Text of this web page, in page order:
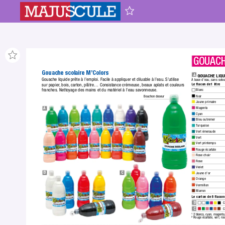
Bouchon doseur
A
B C
Gouache scolaire M’Colors
Gouache liquide prête à l’emploi. Facile à appliquer et diluable à l’eau. S’utilise
sur papier, bois, carton, plâtre… Consistance crémeuse, beaux aplats et couleurs
franches. Nettoyage des mains et du matériel à l’eau savonneuse.
A GOUACHE
À base d’eau, sans
Le ﬂacon de 1 litre
¹ 2 blancs, cyan,
² Rouge écarlate, vert,
Blanc
Noir
Jaune primaire
Magenta
Cyan
Bleu outremer
Turquoise
Vert émeraude
Vert
Vert printemps
Rouge écarlate
Rose chair
Rose
Violet
Jaune d’or
Orange
Vermillon
Marron
B
C
Le carton de 6